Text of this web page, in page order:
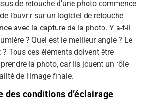
de retouche d’une photo commence
l’ouvrir sur un logiciel de retouche
avec la capture de la photo. Y a-t-il
? Quel est le meilleur angle ? Le
? Tous ces éléments doivent être
la photo, car ils jouent un rôle
de l’image finale.
des conditions d’éclairage